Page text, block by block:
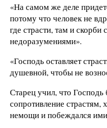
«На самом же деле
потому что человек не
где страсти, там и
недоразумениями».
«Господь оставляет
душевной, чтобы не
Старец учил, что Господь
сопротивление страстям,
немощи и побеждался